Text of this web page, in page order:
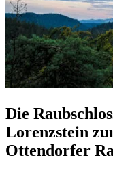
Die
Lorenzstein
Ottendorfer